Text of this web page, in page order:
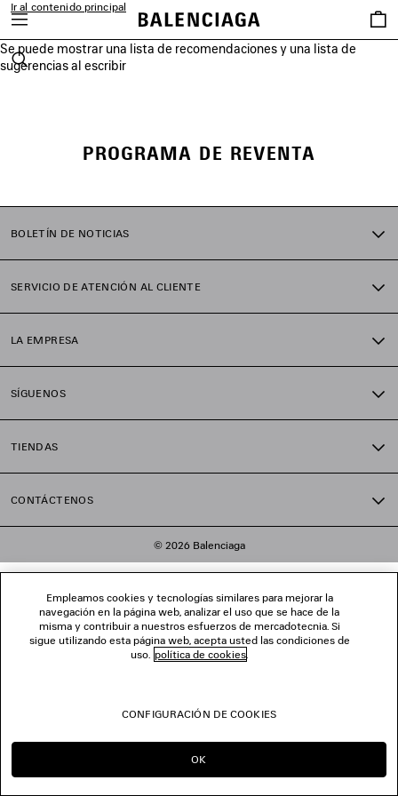
Ir al contenido principal
Se puede mostrar una lista de recomendaciones y una lista de
sugerencias al escribir
Buscar
close the banner
PROGRAMA DE REVENTA
BOLETÍN DE NOTICIAS
SERVICIO DE ATENCIÓN AL CLIENTE
LA EMPRESA
SÍGUENOS
TIENDAS
CONTÁCTENOS
© 2026 Balenciaga
Empleamos cookies y tecnologías similares para mejorar la
navegación en la página web, analizar el uso que se hace de la
misma y contribuir a nuestros esfuerzos de mercadotecnia. Si
sigue utilizando esta página web, acepta usted las condiciones de
uso. política de cookies.
CONFIGURACIÓN DE COOKIES
OK